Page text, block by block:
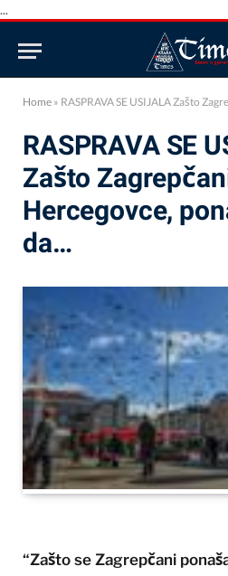
...
Home » RASPRAVA SE USIJALA Zašto Zagrepčani
RASPRAVA SE
Zašto
Hercegovce,
da…
“Zašto se Zagrepčani